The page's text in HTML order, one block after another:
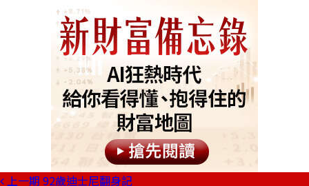
上一期 92歲迪士尼翻身記